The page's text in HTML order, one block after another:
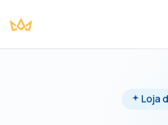
Loja